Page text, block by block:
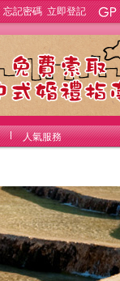
人氣服務
忘記密碼 立即登記